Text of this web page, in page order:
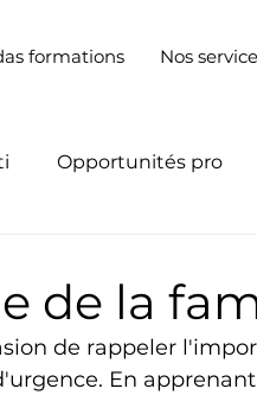
formations Nos
Opportunités pro
de la
de rappeler
En